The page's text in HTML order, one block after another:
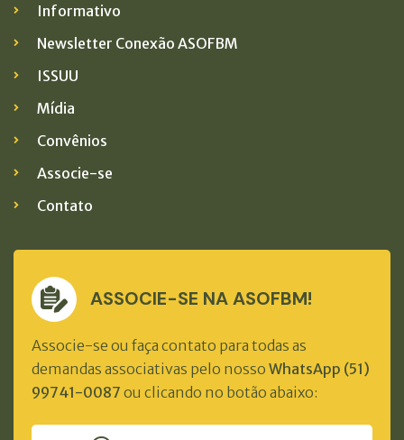
Informativo
Newsletter Conexão ASOFBM
ISSUU
Mídia
Convênios
Associe-se
Contato
ASSOCIE-SE NA ASOFBM!
Associe-se ou faça contato para todas as
demandas associativas pelo nosso WhatsApp (51)
99741-0087 ou clicando no botão abaixo: